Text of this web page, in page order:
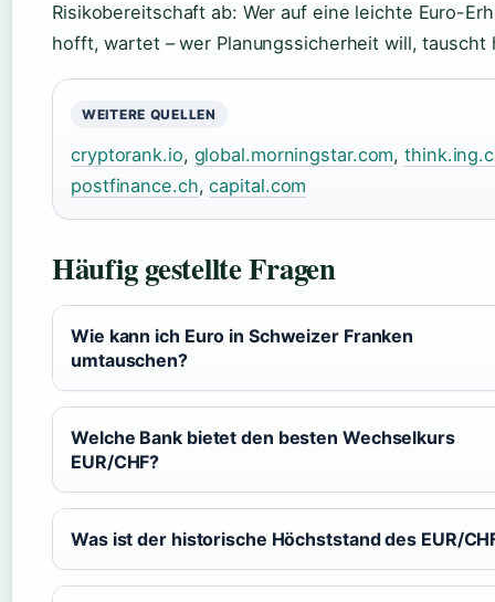
Risikobereitschaft ab: Wer auf eine leichte Euro-
hofft, wartet – wer Planungssicherheit will, tauscht
WEITERE QUELLEN
cryptorank.io, global.morningstar.com,
postfinance.ch,capital.com
Häufig gestellte Fragen
Wie kann ich Euro in Schweizer Franken
umtauschen?
Welche Bank bietet den besten Wechselkurs
EUR/CHF?
Was ist der historische Höchststand des EUR/